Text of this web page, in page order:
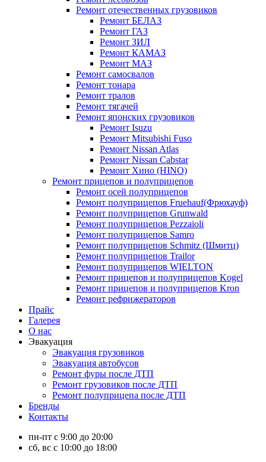
Ремонт отечественных грузовиков
Ремонт БЕЛАЗ
Ремонт ГАЗ
Ремонт ЗИЛ
Ремонт КАМАЗ
Ремонт МАЗ
Ремонт самосвалов
Ремонт тонара
Ремонт тралов
Ремонт тягачей
Ремонт японских грузовиков
Ремонт Isuzu
Ремонт Mitsubishi Fuso
Ремонт Nissan Atlas
Ремонт Nissan Cabstar
Ремонт Хино (HINO)
Ремонт прицепов и полуприцепов
Ремонт осей полуприцепов
Ремонт полуприцепов Fruehauf(Фрюхауф)
Ремонт полуприцепов Grunwald
Ремонт полуприцепов Pezzaioli
Ремонт полуприцепов Samro
Ремонт полуприцепов Schmitz (Шмитц)
Ремонт полуприцепов Trailor
Ремонт полуприцепов WIELTON
Ремонт прицепов и полуприцепов Kogel
Ремонт прицепов и полуприцепов Kron
Ремонт рефрижераторов
Прайс
Галерея
О нас
Эвакуация
Эвакуация грузовиков
Эвакуация автобусов
Ремонт фуры после ДТП
Ремонт грузовиков после ДТП
Ремонт полуприцепа после ДТП
Бренды
Контакты
пн-пт с 9:00 до 20:00
сб, вс с 10:00 до 18:00